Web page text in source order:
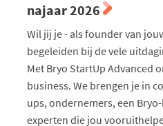
najaar 2026
Wil jij je - als founder van
begeleiden bij de vele
Met Bryo StartUp Advanced
business. We brengen je in
ups, ondernemers, een
experten die jou